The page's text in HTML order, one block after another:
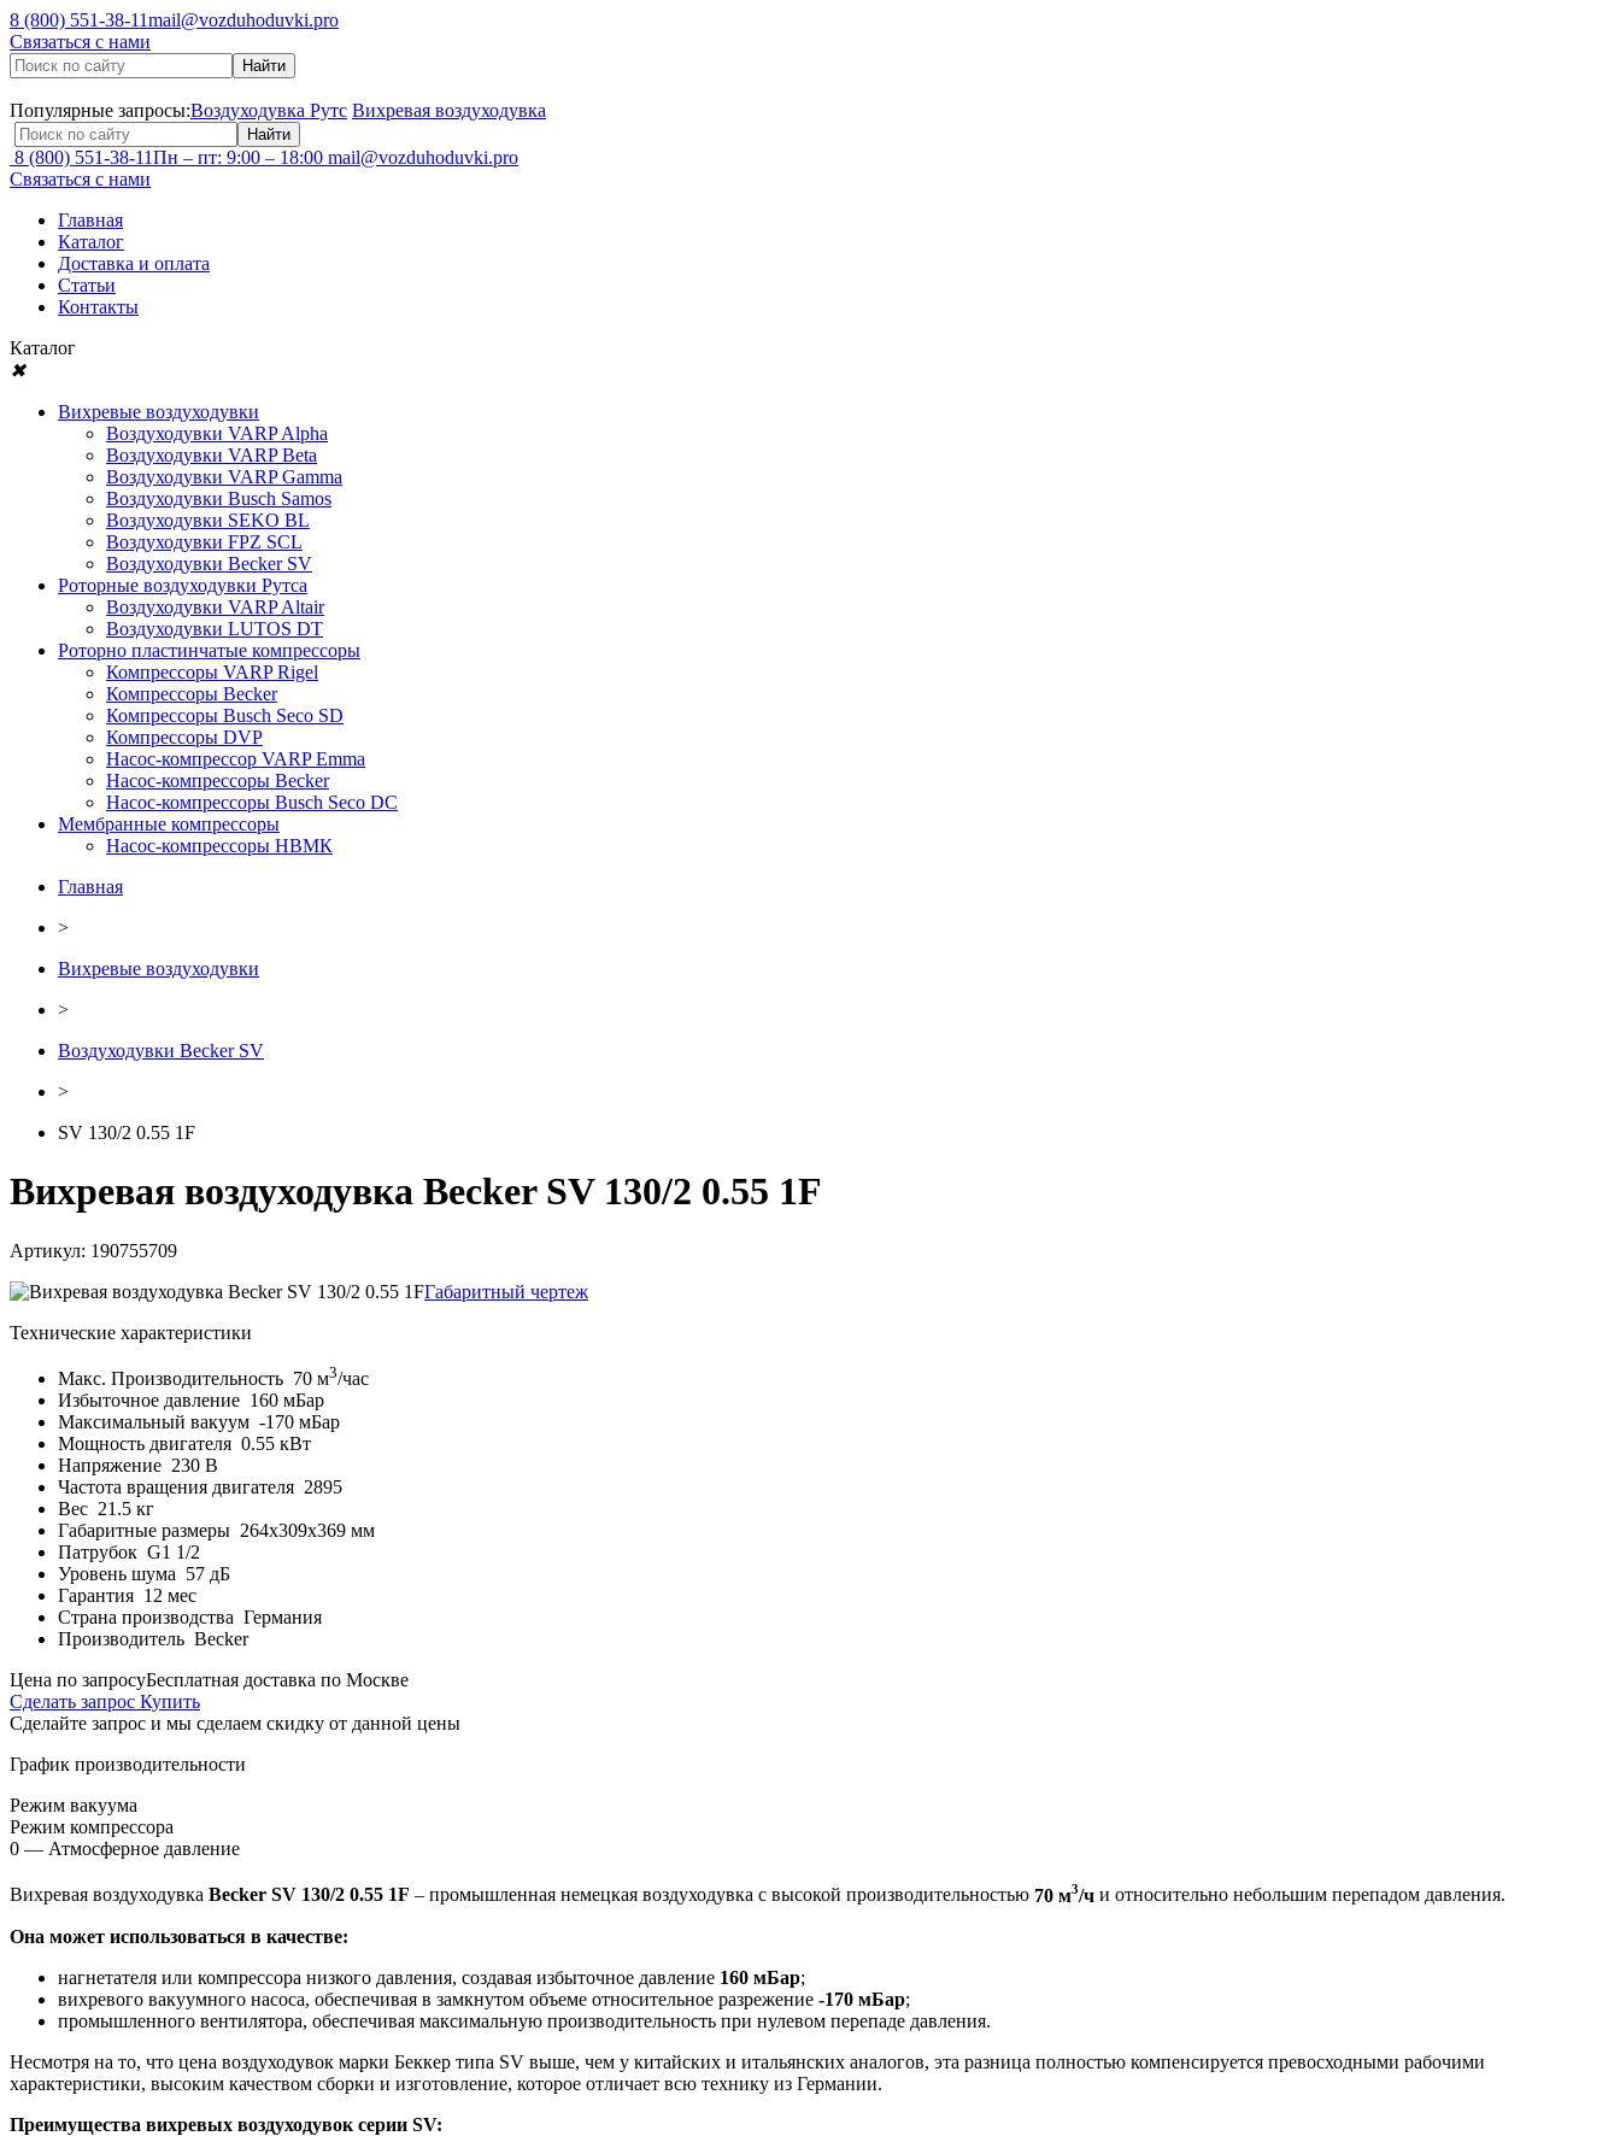
8 (800) 551-38-11mail@vozduhoduvki.pro
Связаться с нами
Популярные запросы:Воздуходувка Рутс Вихревая воздуходувка
8 (800) 551-38-11Пн – пт: 9:00 – 18:00 mail@vozduhoduvki.pro
Связаться с нами
Главная
Каталог
Доставка и оплата
Статьи
Контакты
Каталог
✖
Вихревые воздуходувки
Воздуходувки VARP Alpha
Воздуходувки VARP Beta
Воздуходувки VARP Gamma
Воздуходувки Busch Samos
Воздуходувки SEKO BL
Воздуходувки FPZ SCL
Воздуходувки Becker SV
Роторные воздуходувки Рутса
Воздуходувки VARP Altair
Воздуходувки LUTOS DT
Роторно пластинчатые компрессоры
Компрессоры VARP Rigel
Компрессоры Becker
Компрессоры Busch Seco SD
Компрессоры DVP
Насос-компрессор VARP Emma
Насос-компрессоры Becker
Насос-компрессоры Busch Seco DC
Мембранные компрессоры
Насос-компрессоры НВМК
Главная
>
Вихревые воздуходувки
>
Воздуходувки Becker SV
>
SV 130/2 0.55 1F
Вихревая воздуходувка Becker SV 130/2 0.55 1F
Артикул: 190755709
Габаритный чертеж
Технические характеристики
Макс. Производительность 70 м3/час
Избыточное давление 160 мБар
Максимальный вакуум -170 мБар
Мощность двигателя 0.55 кВт
Напряжение 230 В
Частота вращения двигателя 2895
Вес 21.5 кг
Габаритные размеры 264x309x369 мм
Патрубок G1 1/2
Уровень шума 57 дБ
Гарантия 12 мес
Страна производства Германия
Производитель Becker
Цена по запросуБесплатная доставка по Москве
Сделать запрос Купить
Сделайте запрос и мы сделаем скидку от данной цены
График производительности
Режим вакуума
Режим компрессора
0 — Атмосферное давление
Вихревая воздуходувка Becker SV 130/2 0.55 1F – промышленная немецкая воздуходувка с высокой производительностью 70 м3/ч и относительно небольшим перепадом давления.
Она может использоваться в качестве:
нагнетателя или компрессора низкого давления, создавая избыточное давление 160 мБар;
вихревого вакуумного насоса, обеспечивая в замкнутом объеме относительное разрежение -170 мБар;
промышленного вентилятора, обеспечивая максимальную производительность при нулевом перепаде давления.
Несмотря на то, что цена воздуходувок марки Беккер типа SV выше, чем у китайских и итальянских аналогов, эта разница полностью компенсируется превосходными рабочими
характеристики, высоким качеством сборки и изготовление, которое отличает всю технику из Германии.
Преимущества вихревых воздуходувок серии SV: